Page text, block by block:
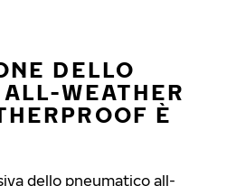
DELLO
WEATHER
È
dello pneumatico all-